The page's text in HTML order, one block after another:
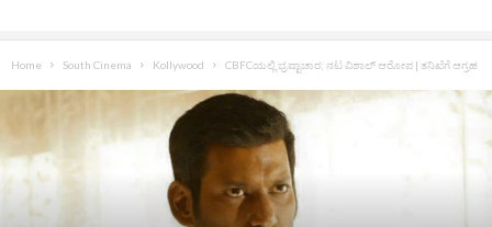
Home South Cinema Kollywood CBFCಯಲ್ಲಿ ಭ್ರಷ್ಟಾಚಾರ; ನಟ ವಿಶಾಲ್‌ ಆರೋಪ | ತನಿಖೆಗೆ ಆಗ್ರಹ